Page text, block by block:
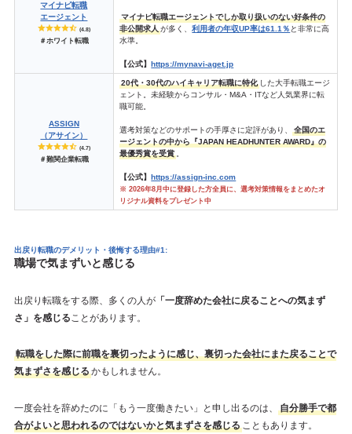
マイナビ転職
エージェント
(4.8)
＃ホワイト転職
マイナビ転職エージェントでしか取り扱いのない好条件の
非公開求人 が多く、利用者の年収UP率は61.1％ と非常に高
水準。
【公式】https://mynavi-aget.jp
ASSIGN
（アサイン）
(4.7)
＃難関企業転職
20代・30代のハイキャリア転職に特化 した大手転職エージ
ェント。未経験からコンサル・M&A・ITなど人気業界に転
職可能。
選考対策などのサポートの手厚さに定評があり、
全国のエ
ージェントの中から『JAPAN HEADHUNTER AWARD』の
最優秀賞を受賞
【公式】https://assign-inc.com
※ 2026年8月中に登録した方全員に、選考対策情報をまとめたオ
リジナル資料をプレゼント中
出戻り転職のデメリット・後悔する理由#1:
職場で気まずいと感じる
出戻り転職をする際、多くの人が「一度辞めた会社に戻ることへの気まず
さ」を感じる ことがあります。
転職をした際に前職を裏切ったように感じ、裏切った会社にまた戻ることで
気まずさを感じるかもしれません。
一度会社を辞めたのに「もう一度働きたい」と申し出るのは、
自分勝手で都
合がよいと思われるのではないかと気まずさを感じることもあります。